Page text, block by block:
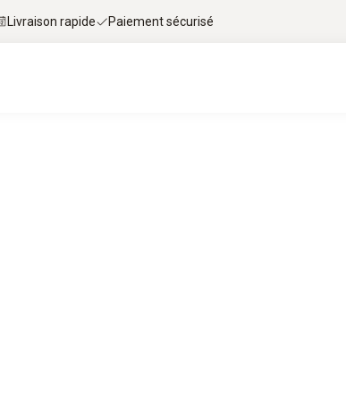
Livraison rapide Paiement sécurisé